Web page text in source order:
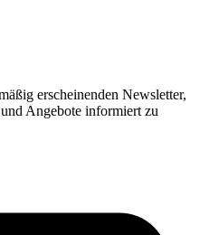
erscheinenden Newsletter,
Angebote informiert zu